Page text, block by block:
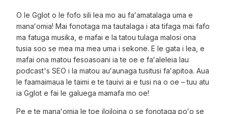
O le Gglot o le fofo sili lea mo au faʻamatalaga uma e
manaʻomia! Mai fonotaga ma tautalaga i ata tifaga mai fafo
ma fatuga musika, e mafai e la tatou tulaga malosi ona
tusia soo se mea ma mea uma i sekone. E le gata i lea, e
mafai ona matou fesoasoani ia te oe e faʻaleleia lau
podcast's SEO i la matou auʻaunaga tusitusi faʻapitoa. Aua
le faamaimaua le taimi e te tauivi ai e tusi na o oe – tuu atu
ia Gglot e fai le galuega mamafa mo oe!
Pe e te manaʻomia le toe iloiloina o se fonotaga poʻo se